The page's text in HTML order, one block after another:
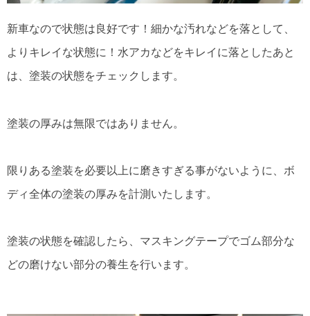
新車なので状態は良好です！細かな汚れなどを落として、
よりキレイな状態に！水アカなどをキレイに落としたあと
は、塗装の状態をチェックします。
塗装の厚みは無限ではありません。
限りある塗装を必要以上に磨きすぎる事がないように、ボ
ディ全体の塗装の厚みを計測いたします。
塗装の状態を確認したら、マスキングテープでゴム部分な
どの磨けない部分の養生を行います。